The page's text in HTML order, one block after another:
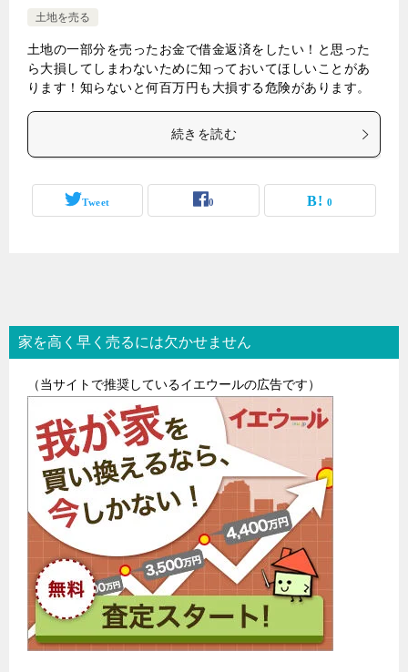
土地を売る
土地の一部分を売ったお金で借金返済をしたい！と思った
ら大損してしまわないために知っておいてほしいことがあ
ります！知らないと何百万円も大損する危険があります。
続きを読む
Tweet 0 0
家を高く早く売るには欠かせません
（当サイトで推奨しているイエウールの広告です）